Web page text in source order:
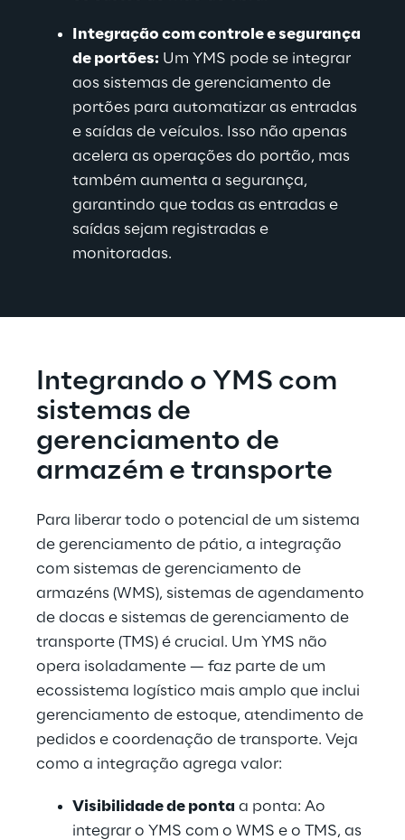
Integração com controle e segurança
de portões: Um YMS pode se integrar
aos sistemas de gerenciamento de
portões para automatizar as entradas
e saídas de veículos. Isso não apenas
acelera as operações do portão, mas
também aumenta a segurança,
garantindo que todas as entradas e
saídas sejam registradas e
monitoradas.
Integrando o YMS com
sistemas de
gerenciamento de
armazém e transporte
Para liberar todo o potencial de um sistema
de gerenciamento de pátio, a integração
com sistemas de gerenciamento de
armazéns (WMS), sistemas de agendamento
de docas e sistemas de gerenciamento de
transporte (TMS) é crucial. Um YMS não
opera isoladamente — faz parte de um
ecossistema logístico mais amplo que inclui
gerenciamento de estoque, atendimento de
pedidos e coordenação de transporte. Veja
como a integração agrega valor:
Visibilidade de ponta a ponta: Ao
integrar o YMS com o WMS e o TMS, as